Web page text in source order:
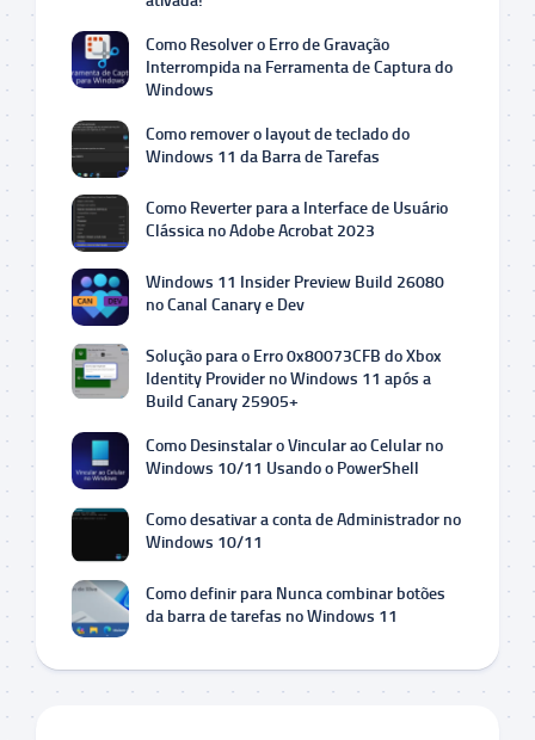
Como Resolver o Erro de Gravação
Interrompida na Ferramenta de Captura do
Windows
Como remover o layout de teclado do
Windows 11 da Barra de Tarefas
Como Reverter para a Interface de Usuário
Clássica no Adobe Acrobat 2023
Windows 11 Insider Preview Build 26080
no Canal Canary e Dev
Solução para o Erro 0x80073CFB do Xbox
Identity Provider no Windows 11 após a
Build Canary 25905+
Como Desinstalar o Vincular ao Celular no
Windows 10/11 Usando o PowerShell
Como desativar a conta de Administrador no
Windows 10/11
Como definir para Nunca combinar botões
da barra de tarefas no Windows 11